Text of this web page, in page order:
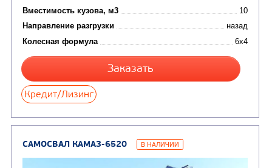
Направление разгрузки
Колесная формула
Узнать цену
САМОСВАЛ КАМАЗ-65115 В НАЛИЧИИ